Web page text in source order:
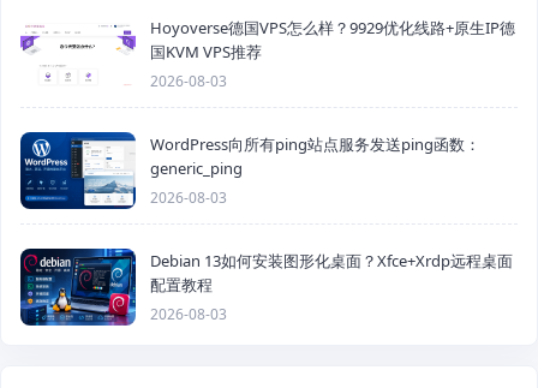
Hoyoverse德国VPS怎么样？9929优化线路+原生IP德
国KVM VPS推荐
2026-08-03
WordPress向所有ping站点服务发送ping函数：
generic_ping
2026-08-03
Debian 13如何安装图形化桌面？Xfce+Xrdp远程桌面
配置教程
2026-08-03